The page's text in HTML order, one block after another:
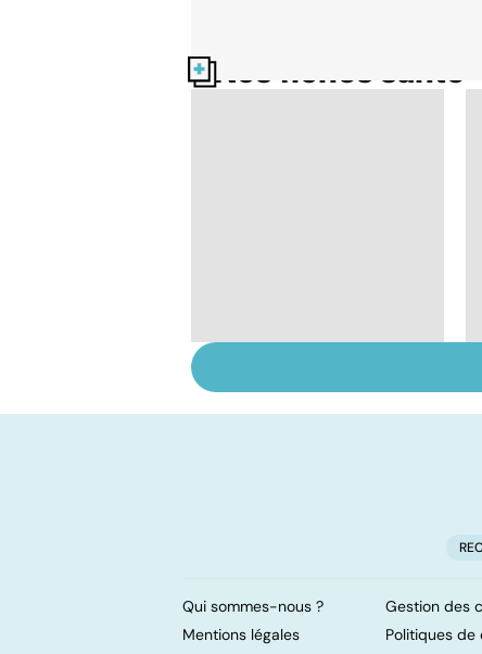
Nos fiches santé
complexe
Qui sommes-nous ?
Gestion des
Mentions légales
Politiques